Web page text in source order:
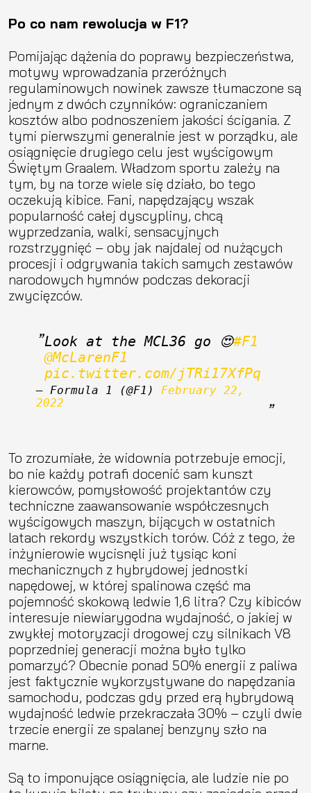
Po co nam rewolucja w F1?
Pomijając dążenia do poprawy bezpieczeństwa,
motywy wprowadzania przeróżnych
regulaminowych nowinek zawsze tłumaczone są
jednym z dwóch czynników: ograniczaniem
kosztów albo podnoszeniem jakości ścigania. Z
tymi pierwszymi generalnie jest w porządku, ale
osiągnięcie drugiego celu jest wyścigowym
Świętym Graalem. Władzom sportu zależy na
tym, by na torze wiele się działo, bo tego
oczekują kibice. Fani, napędzający wszak
popularność całej dyscypliny, chcą
wyprzedzania, walki, sensacyjnych
rozstrzygnięć – oby jak najdalej od nużących
procesji i odgrywania takich samych zestawów
narodowych hymnów podczas dekoracji
zwycięzców.
Look at the MCL36 go 😍#F1
@McLarenF1
pic.twitter.com/jTRi17XfPq
— Formula 1 (@F1) February 22,
2022
To zrozumiałe, że widownia potrzebuje emocji,
bo nie każdy potrafi docenić sam kunszt
kierowców, pomysłowość projektantów czy
techniczne zaawansowanie współczesnych
wyścigowych maszyn, bijących w ostatnich
latach rekordy wszystkich torów. Cóż z tego, że
inżynierowie wycisnęli już tysiąc koni
mechanicznych z hybrydowej jednostki
napędowej, w której spalinowa część ma
pojemność skokową ledwie 1,6 litra? Czy kibiców
interesuje niewiarygodna wydajność, o jakiej w
zwykłej motoryzacji drogowej czy silnikach V8
poprzedniej generacji można było tylko
pomarzyć? Obecnie ponad 50% energii z paliwa
jest faktycznie wykorzystywane do napędzania
samochodu, podczas gdy przed erą hybrydową
wydajność ledwie przekraczała 30% – czyli dwie
trzecie energii ze spalanej benzyny szło na
marne.
Są to imponujące osiągnięcia, ale ludzie nie po